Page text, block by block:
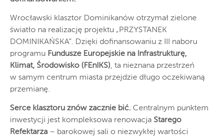
Wrocławski klasztor Dominikanów otrzymał zielone
światło na realizację projektu „PRZYSTANEK
DOMINIKAŃSKA”. Dzięki dofinansowaniu z III naboru
programu Fundusze Europejskie na Infrastrukturę,
Klimat, Środowisko (FEnIKS), ta nieznana przestrzeń
w samym centrum miasta przejdzie długo oczekiwaną
przemianę.
Serce klasztoru znów zacznie bić. Centralnym punktem
inwestycji jest kompleksowa renowacja Starego
Refektarza – barokowej sali o niezwykłej wartości